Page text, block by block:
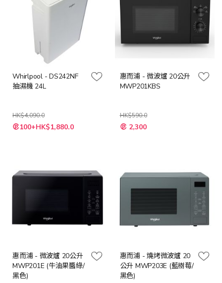
Whirlpool - DS242NF
抽濕機 24L
HK$4,090.0
特
殊 100+HK$1,880.0
惠而浦 - 微波爐 20公升
MWP201KBS
HK$590.0
特
殊 2,300
惠而浦 - 微波爐 20公升
MWP201E (牛油果醬綠/
黑色)
惠而浦 - 燒烤微波爐 20
公升 MWP203E (藍樹莓/
黑色)